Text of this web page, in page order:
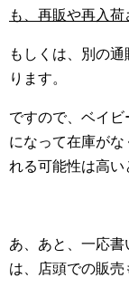
も、再販や再入
もしくは、別の
ります。
ですので、ベイ
になって在庫が
れる可能性は高い
あ、あと、一応
は、店頭での販売